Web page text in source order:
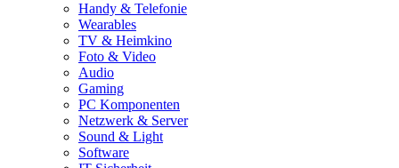
Handy & Telefonie
Wearables
TV & Heimkino
Foto & Video
Audio
Gaming
PC Komponenten
Netzwerk & Server
Sound & Light
Software